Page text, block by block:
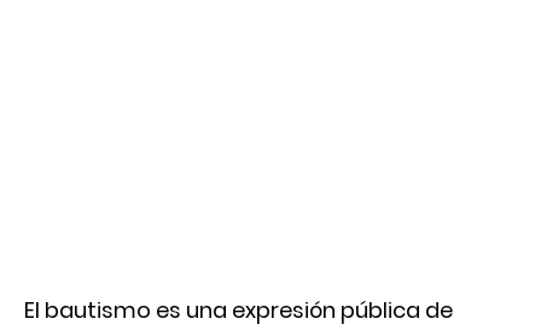
El bautismo es una expresión pública de